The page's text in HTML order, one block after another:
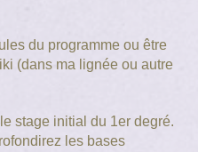
du programme ou être
(dans ma lignée ou autre
stage initial du 1er degré.
les bases